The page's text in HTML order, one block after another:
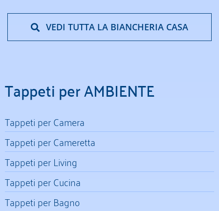
VEDI TUTTA LA BIANCHERIA CASA
Tappeti per AMBIENTE
Tappeti per Camera
Tappeti per Cameretta
Tappeti per Living
Tappeti per Cucina
Tappeti per Bagno